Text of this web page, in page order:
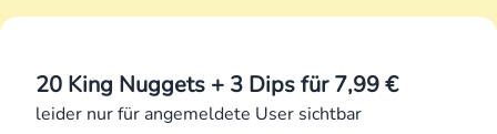
20 King Nuggets + 3 Dips für 7,99 €
leider nur für angemeldete User sichtbar